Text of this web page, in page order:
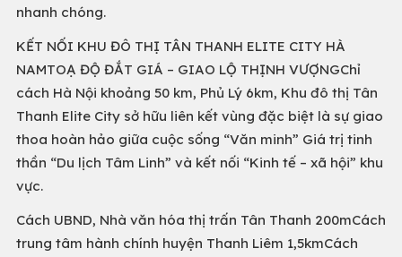
nhanh chóng.
KẾT NỐI KHU ĐÔ THỊ TÂN THANH ELITE CITY HÀ
NAMTOẠ ĐỘ ĐẮT GIÁ – GIAO LỘ THỊNH VƯỢNGChỉ
cách Hà Nội khoảng 50 km, Phủ Lý 6km, Khu đô thị Tân
Thanh Elite City sở hữu liên kết vùng đặc biệt là sự giao
thoa hoàn hảo giữa cuộc sống “Văn minh” Giá trị tinh
thần “Du lịch Tâm Linh” và kết nối “Kinh tế – xã hội” khu
vực.
Cách UBND, Nhà văn hóa thị trấn Tân Thanh 200mCách
trung tâm hành chính huyện Thanh Liêm 1,5kmCách